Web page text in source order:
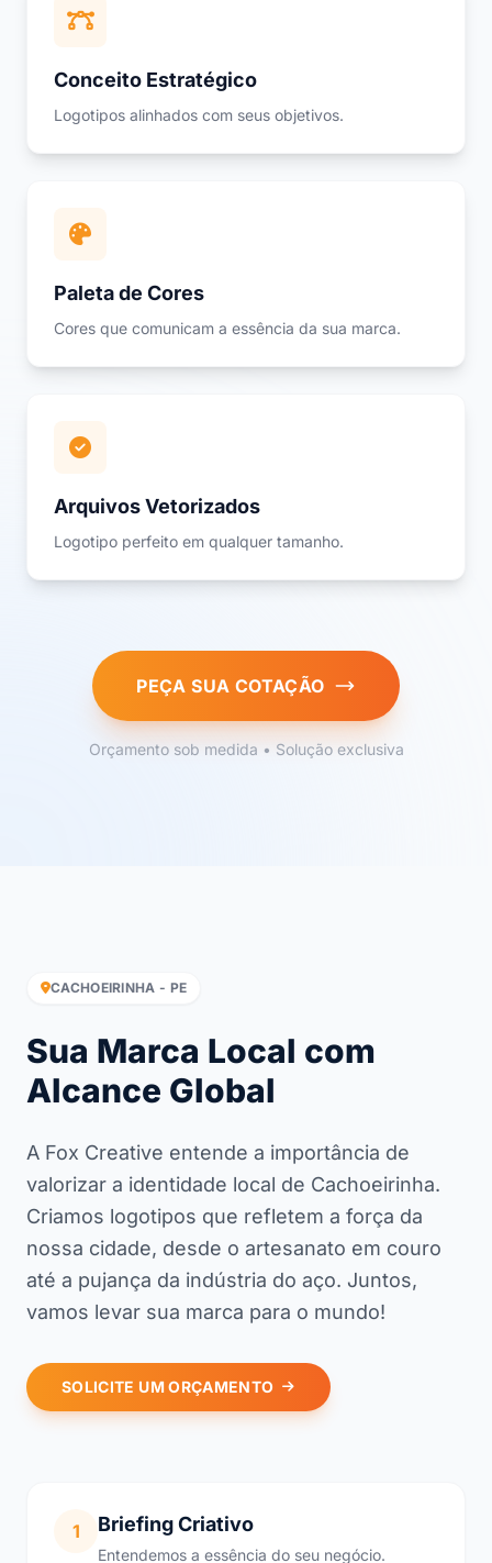
Conceito Estratégico
Logotipos alinhados com seus objetivos.
Paleta de Cores
Cores que comunicam a essência da sua marca.
Arquivos Vetorizados
Logotipo perfeito em qualquer tamanho.
PEÇA SUA COTAÇÃO
Orçamento sob medida • Solução exclusiva
CACHOEIRINHA - PE
Sua Marca Local com
Alcance Global
A Fox Creative entende a importância de
valorizar a identidade local de Cachoeirinha.
Criamos logotipos que refletem a força da
nossa cidade, desde o artesanato em couro
até a pujança da indústria do aço. Juntos,
vamos levar sua marca para o mundo!
SOLICITE UM ORÇAMENTO
1 Briefing Criativo
Entendemos a essência do seu negócio.